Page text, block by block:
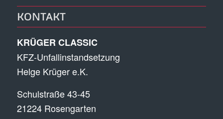
KONTAKT
KRÜGER CLASSIC
KFZ-Unfallinstandsetzung
Helge Krüger e.K.
Schulstraße 43-45
21224 Rosengarten